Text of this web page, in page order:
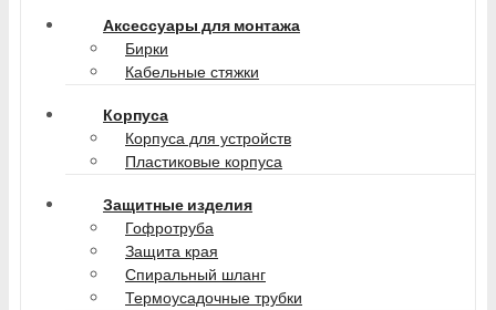
Аксессуары для монтажа
Бирки
Кабельные стяжки
Корпуса
Корпуса для устройств
Пластиковые корпуса
Защитные изделия
Гофротруба
Защита края
Спиральный шланг
Термоусадочные трубки